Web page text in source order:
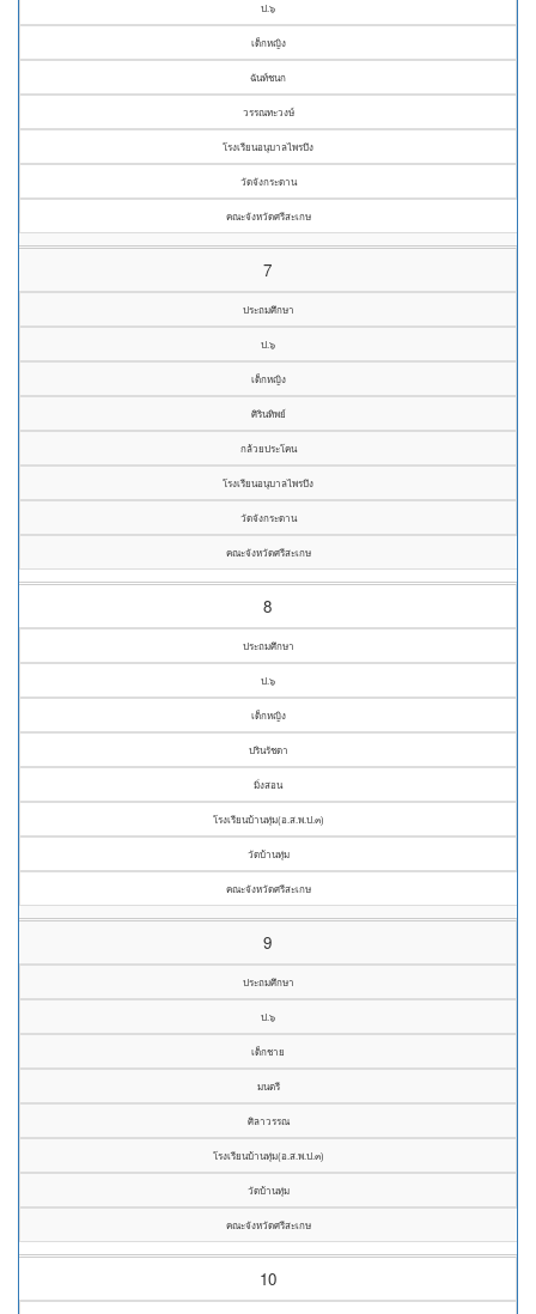
ป.๖
เด็กหญิง
ฉันท์ชนก
วรรณทะวงษ์
โรงเรียนอนุบาลไพรบึง
วัดจังกระดาน
คณะจังหวัดศรีสะเกษ
7
ประถมศึกษา
ป.๖
เด็กหญิง
ศิรินทิพย์
กล้วยประโคน
โรงเรียนอนุบาลไพรบึง
วัดจังกระดาน
คณะจังหวัดศรีสะเกษ
8
ประถมศึกษา
ป.๖
เด็กหญิง
ปรินรัชดา
มิ่งสอน
โรงเรียนบ้านทุ่ม(อ.ส.พ.ป.๓)
วัดบ้านทุ่ม
คณะจังหวัดศรีสะเกษ
9
ประถมศึกษา
ป.๖
เด็กชาย
มนตรี
ศิลาวรรณ
โรงเรียนบ้านทุ่ม(อ.ส.พ.ป.๓)
วัดบ้านทุ่ม
คณะจังหวัดศรีสะเกษ
10